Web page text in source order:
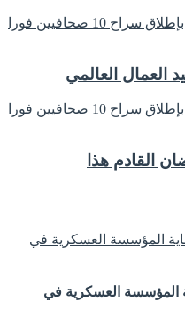
العمال العالمي
القادم هذا
المؤسسة العسكرية في